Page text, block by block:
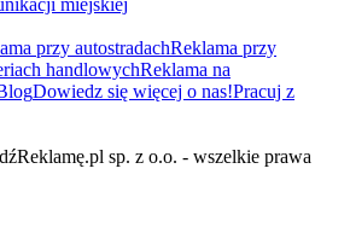
miejskiej
przy autostradachReklama przy
handlowychReklama na
Dowiedz się więcej o nas!Pracuj z
sp. z o.o. - wszelkie prawa